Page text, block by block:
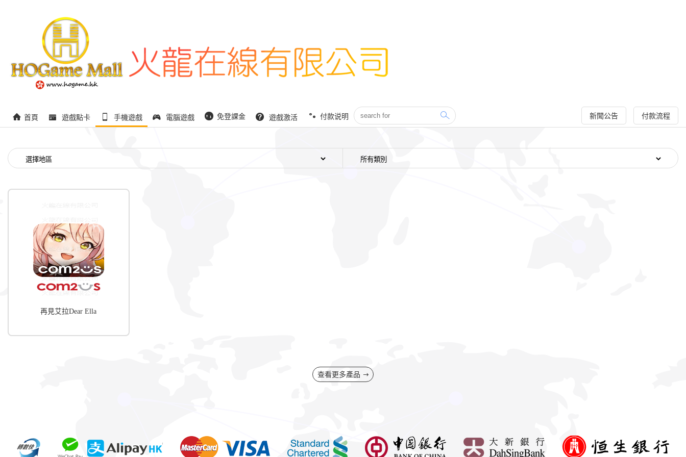
首頁 遊戲點卡 手機遊戲 電腦遊戲 免登課金 遊戲激活 付款说明 新聞公告 付款流程
再見艾拉Dear Ella
查看更多產品